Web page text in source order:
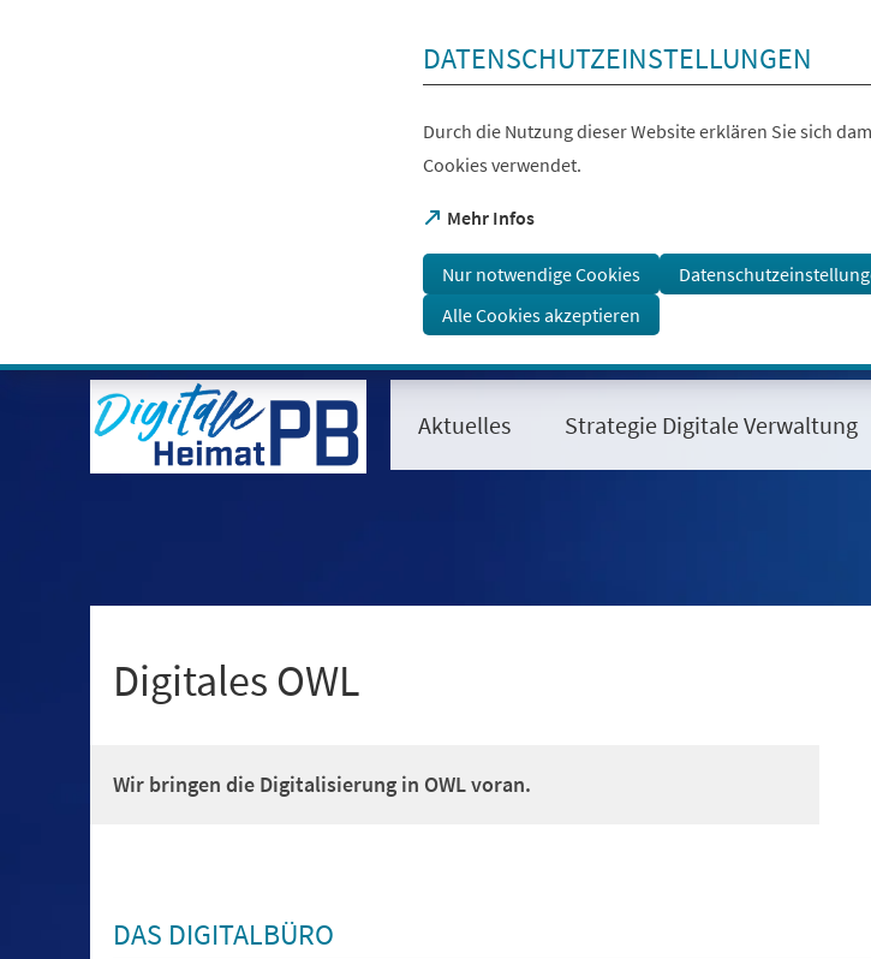
DATENSCHUTZEINSTELLUNGEN
Durch die Nutzung dieser Website erklären Sie sich
Cookies verwendet.
Mehr Infos
(Öffnet
einem
neuen
Tab)
Nur notwendige Cookies
Alle Cookies akzeptieren
Aktuelles Strategie Digitale Verwaltung
Digitales OWL
Wir bringen die Digitalisierung in OWL voran.
DAS DIGITALBÜRO